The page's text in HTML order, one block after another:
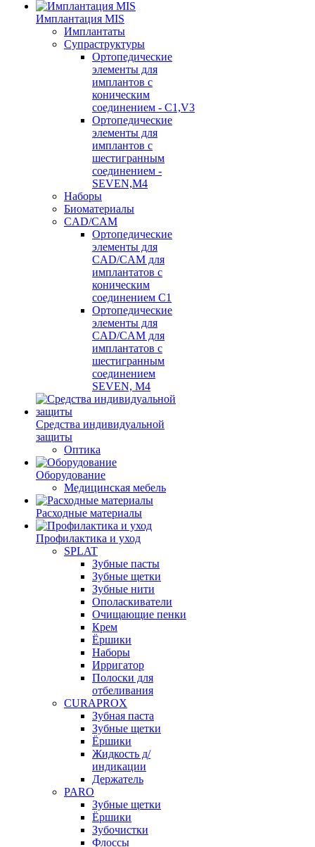
Имплантация MIS
Имплантаты
Супраструктуры
Ортопедические
элементы для
имплантов с
коническим
соединением - C1,V3
Ортопедические
элементы для
имплантов с
шестигранным
соединением -
SEVEN,M4
Наборы
Биоматериалы
CAD/CAM
Ортопедические
элементы для
CAD/CAM для
имплантатов с
коническим
соединением С1
Ортопедические
элементы для
CAD/CAM для
имплантатов с
шестигранным
соединением
SEVEN, М4
Средства индивидуальной
защиты
Оптика
Оборудование
Медицинская мебель
Расходные материалы
Профилактика и уход
SPLAT
Зубные пасты
Зубные щетки
Зубные нити
Ополаскиватели
Очищающие пенки
Крем
Ёршики
Наборы
Ирригатор
Полоски для
отбеливания
CURAPROX
Зубная паста
Зубные щетки
Ёршики
Жидкость д/
индикации
Держатель
PARO
Зубные щетки
Ёршики
Зубочистки
Флоссы